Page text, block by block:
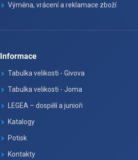
Výměna, vrácení a reklamace zboží
Informace
Tabulka velikosti - Givova
Tabulka velikosti - Joma
LEGEA – dospělí a junioři
Katalogy
Potisk
Kontakty